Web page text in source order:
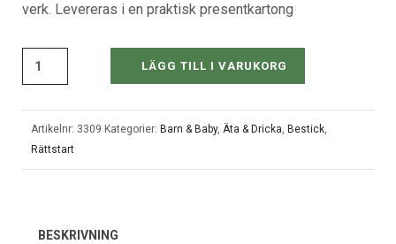
verk. Levereras i en praktisk presentkartong
LÄGG TILL I VARUKORG
Artikelnr: 3309 Kategorier: Barn & Baby, Äta & Dricka, Bestick,
Rättstart
BESKRIVNING